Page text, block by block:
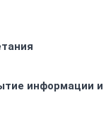
информации